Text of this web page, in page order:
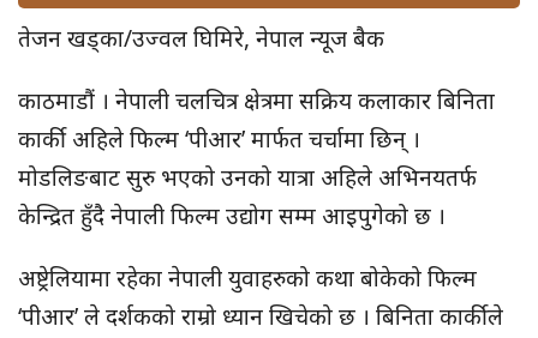
तेजन खड्का/उज्वल घिमिरे, नेपाल न्यूज बैक
काठमाडौं । नेपाली चलचित्र क्षेत्रमा सक्रिय कलाकार बिनिता
कार्की अहिले फिल्म ‘पीआर’ मार्फत चर्चामा छिन् ।
मोडलिङबाट सुरु भएको उनको यात्रा अहिले अभिनयतर्फ
केन्द्रित हुँदै नेपाली फिल्म उद्योग सम्म आइपुगेको छ ।
अष्ट्रेलियामा रहेका नेपाली युवाहरुको कथा बोकेको फिल्म
‘पीआर’ ले दर्शकको राम्रो ध्यान खिचेको छ । बिनिता कार्कीले